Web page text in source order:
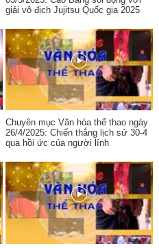
giải vô địch Jujitsu Quốc gia 2025
Chuyên mục Văn hóa thể thao ngày
26/4/2025: Chiến thắng lịch sử 30-4
qua hồi ức của người lính